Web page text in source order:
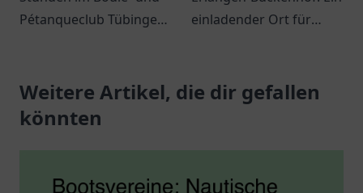
Pétanqueclub Tübingen
für alle Boule-
Enthusiasten bietet.
einladender Ort für
Weitere Artikel, die dir gefallen
könnten